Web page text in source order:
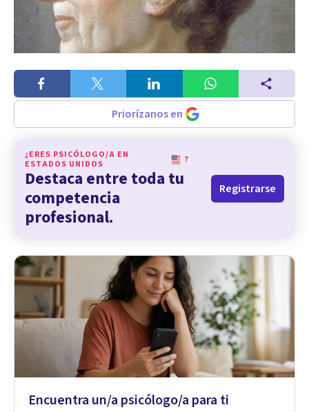
Priorízanos en
¿ERES PSICÓLOGO/A EN
ESTADOS UNIDOS
?
Destaca entre toda tu
competencia
profesional.
Registrarse
Encuentra un/a psicólogo/a para ti